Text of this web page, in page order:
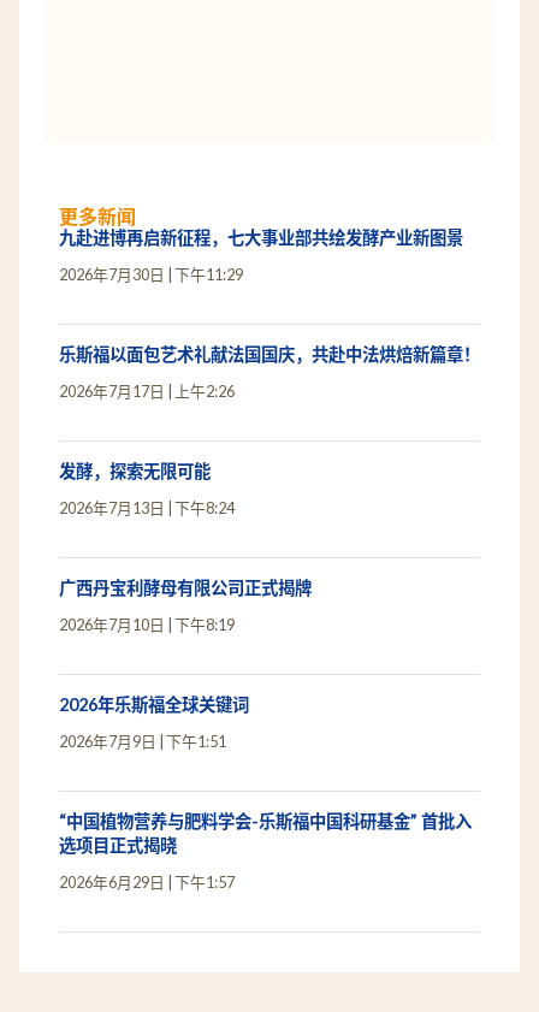
更多新闻
九赴进博再启新征程，七大事业部共绘发酵产业新图景
2026年7月30日 下午11:29
乐斯福以面包艺术礼献法国国庆，共赴中法烘焙新篇章！
2026年7月17日 上午2:26
发酵，探索无限可能
2026年7月13日 下午8:24
广西丹宝利酵母有限公司正式揭牌
2026年7月10日 下午8:19
2026年乐斯福全球关键词
2026年7月9日 下午1:51
“中国植物营养与肥料学会-乐斯福中国科研基金” 首批入
选项目正式揭晓
2026年6月29日 下午1:57